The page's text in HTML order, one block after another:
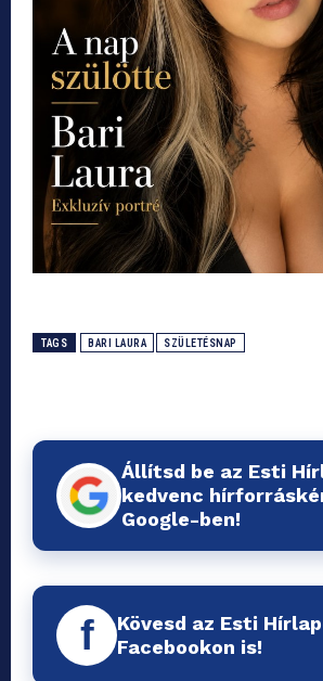
TAGS BARI LAURA SZÜLETÉSNAP
Állítsd be az Esti
kedvenc
Google-ben!
f
Kövesd az Esti
Facebookon is!